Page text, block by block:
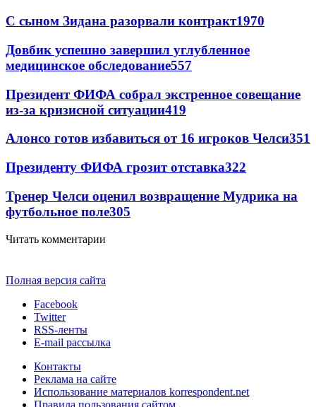
С сыном Зидана разорвали контракт1970
Довбик успешно завершил углубленное
медицинское обследование557
Президент ФИФА собрал экстренное совещание
из-за кризисной ситуации419
Алонсо готов избавиться от 16 игроков Челси351
Президенту ФИФА грозит отставка322
Тренер Челси оценил возвращение Мудрика на
футбольное поле305
Читать комментарии
Полная версия сайта
Facebook
Twitter
RSS-ленты
E-mail рассылка
Контакты
Реклама на сайте
Использование материалов korrespondent.net
Правила пользования сайтом